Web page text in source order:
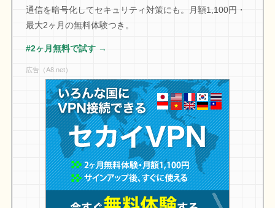
通信を暗号化してセキュリティ対策にも。月額1,100円・
最大2ヶ月の無料体験つき。
#2ヶ月無料で試す →
広告（A8.net）